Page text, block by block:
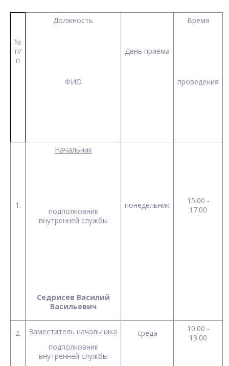
№
п/
п
Должность
ФИО
День приёма
Время
проведения
1.
Начальник
подполковник
внутренней службы
Седрисев Василий
Васильевич
понедельник
15.00 -
17.00
2.
Заместитель начальника
подполковник
внутренней службы
среда
10.00 -
13.00